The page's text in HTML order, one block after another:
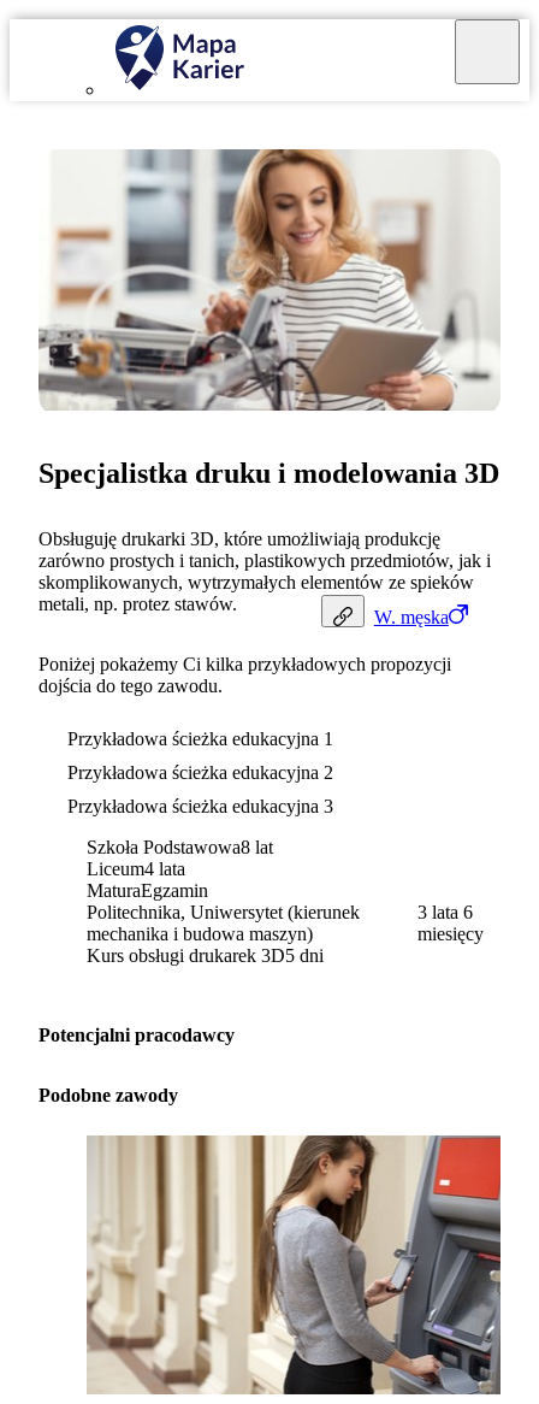
W. męska
Specjalistka druku i modelowania 3D
Obsługuję drukarki 3D, które umożliwiają produkcję
zarówno prostych i tanich, plastikowych przedmiotów, jak i
skomplikowanych, wytrzymałych elementów ze spieków
metali, np. protez stawów.
Poniżej pokażemy Ci kilka przykładowych propozycji
dojścia do tego zawodu.
Przykładowa ścieżka edukacyjna 1
Przykładowa ścieżka edukacyjna 2
Przykładowa ścieżka edukacyjna 3
Szkoła Podstawowa8 lat
Liceum4 lata
MaturaEgzamin
Politechnika, Uniwersytet (kierunek
mechanika i budowa maszyn)
3 lata 6
miesięcy
Kurs obsługi drukarek 3D5 dni
Potencjalni pracodawcy
Podobne zawody